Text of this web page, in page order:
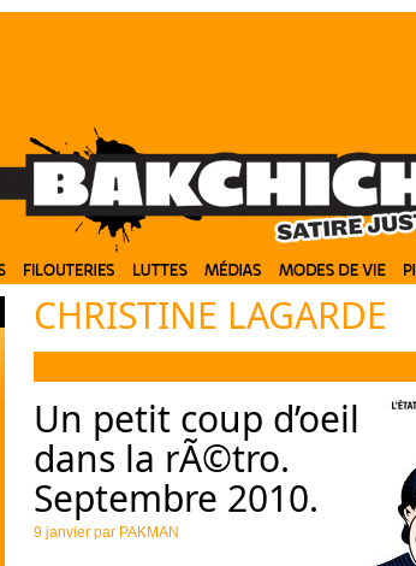
CHRISTINE LAGARDE
Un petit coup d’oeil
dans la rÃ©tro.
Septembre 2010.
9 janvier par PAKMAN